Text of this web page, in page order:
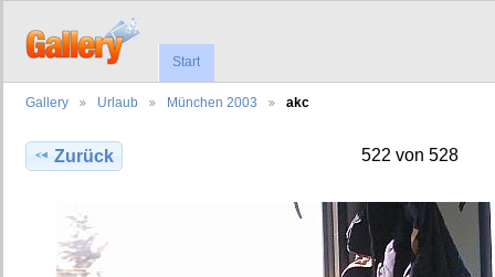
Start
Gallery Urlaub München 2003 akc
Zurück 522 von 528